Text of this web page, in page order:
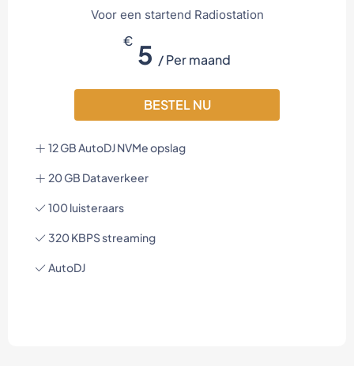
Voor een startend Radiostation
€ 5 / Per maand
BESTEL NU
12 GB AutoDJ NVMe opslag
20 GB Dataverkeer
100 luisteraars
320 KBPS streaming
AutoDJ